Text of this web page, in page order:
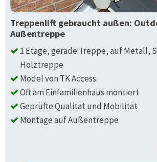
Treppenlift gebraucht außen:
Außentreppe
1 Etage, gerade Treppe, auf Metall,
Holztreppe
Model von TK Access
Oft am Einfamilienhaus montiert
Geprüfte Qualität und Mobilität
Montage auf Außentreppe